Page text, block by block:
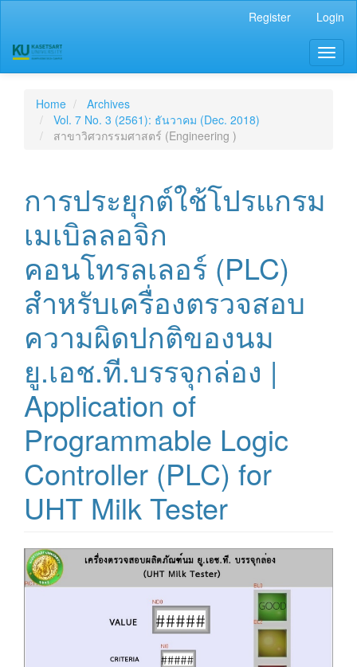
Content
Sidebar
Register Login
Home
Archives
Vol. 7 No. 3 (2561): ธันวาคม (Dec. 2018)
สาขาวิศวกรรมศาสตร์ (Engineering )
การประยุกต์ใช้โปรแกรม
เมเบิลลอจิก
คอนโทรลเลอร์ (PLC)
สำหรับเครื่องตรวจสอบ
ความผิดปกติของนม
ยู.เอช.ที.บรรจุกล่อง |
Application of
Programmable Logic
Controller (PLC) for
UHT Milk Tester
Article
Sidebar